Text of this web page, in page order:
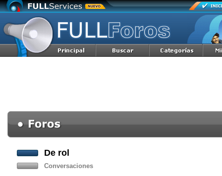
De rol
Conversaciones